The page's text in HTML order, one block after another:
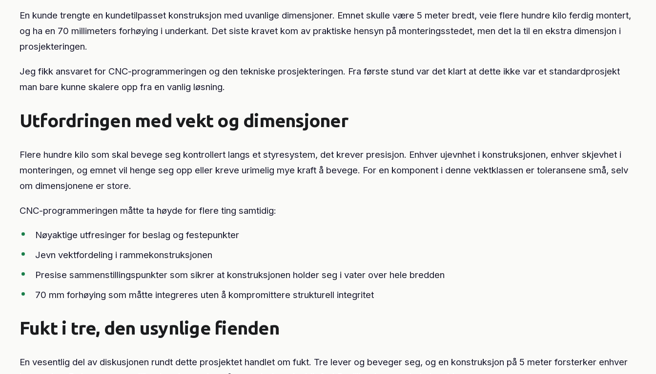
En kunde trengte en kundetilpasset konstruksjon med uvanlige dimensjoner. Emnet skulle være 5 meter bredt, veie flere hundre kilo ferdig montert,
og ha en 70 millimeters forhøying i underkant. Det siste kravet kom av praktiske hensyn på monteringsstedet, men det la til en ekstra dimensjon i
prosjekteringen.
Jeg fikk ansvaret for CNC-programmeringen og den tekniske prosjekteringen. Fra første stund var det klart at dette ikke var et standardprosjekt
man bare kunne skalere opp fra en vanlig løsning.
Utfordringen med vekt og dimensjoner
Flere hundre kilo som skal bevege seg kontrollert langs et styresystem, det krever presisjon. Enhver ujevnhet i konstruksjonen, enhver skjevhet i
monteringen, og emnet vil henge seg opp eller kreve urimelig mye kraft å bevege. For en komponent i denne vektklassen er toleransene små, selv
om dimensjonene er store.
CNC-programmeringen måtte ta høyde for flere ting samtidig:
Nøyaktige utfresinger for beslag og festepunkter
Jevn vektfordeling i rammekonstruksjonen
Presise sammenstillingspunkter som sikrer at konstruksjonen holder seg i vater over hele bredden
70 mm forhøying som måtte integreres uten å kompromittere strukturell integritet
Fukt i tre, den usynlige fienden
En vesentlig del av diskusjonen rundt dette prosjektet handlet om fukt. Tre lever og beveger seg, og en konstruksjon på 5 meter forsterker enhver